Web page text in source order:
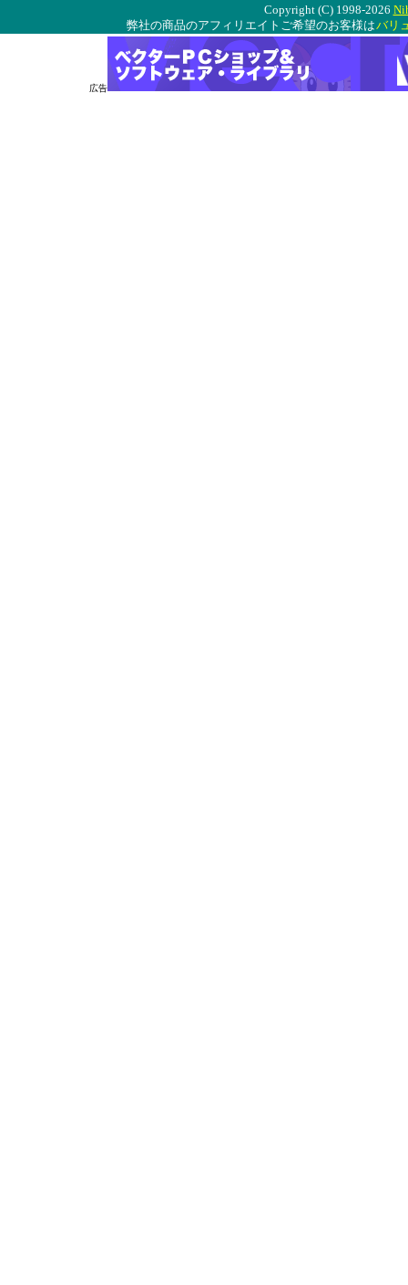
Copyright (C) 1998-2026
弊社の商品のアフィリエイトご希望のお客様はバリ
広告